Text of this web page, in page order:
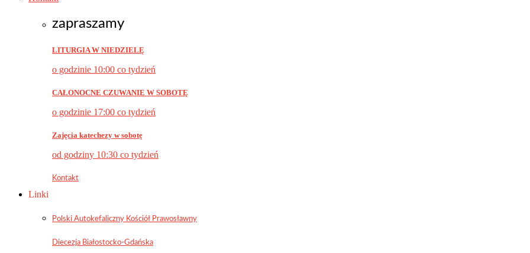
zapraszamy
LITURGIA W NIEDZIELĘ
o godzinie 10:00 co tydzień
CAŁONOCNE CZUWANIE W SOBOTĘ
o godzinie 17:00 co tydzień
Zajęcia katechezy w sobotę
od godziny 10:30 co tydzień
Kontakt
Linki
Polski Autokefaliczny Kościół Prawosławny
Diecezja Białostocko-Gdańska